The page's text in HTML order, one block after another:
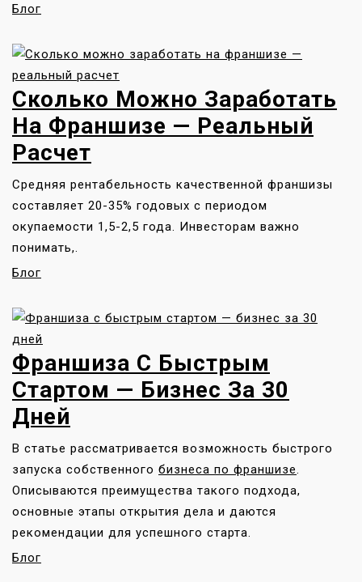
Блог
Сколько Можно Заработать
На Франшизе — Реальный
Расчет
Средняя рентабельность качественной франшизы
составляет 20-35% годовых с периодом
окупаемости 1,5-2,5 года. Инвесторам важно
понимать,.
Блог
Франшиза С Быстрым
Стартом — Бизнес За 30
Дней
В статье рассматривается возможность быстрого
запуска собственного бизнеса по франшизе.
Описываются преимущества такого подхода,
основные этапы открытия дела и даются
рекомендации для успешного старта.
Блог